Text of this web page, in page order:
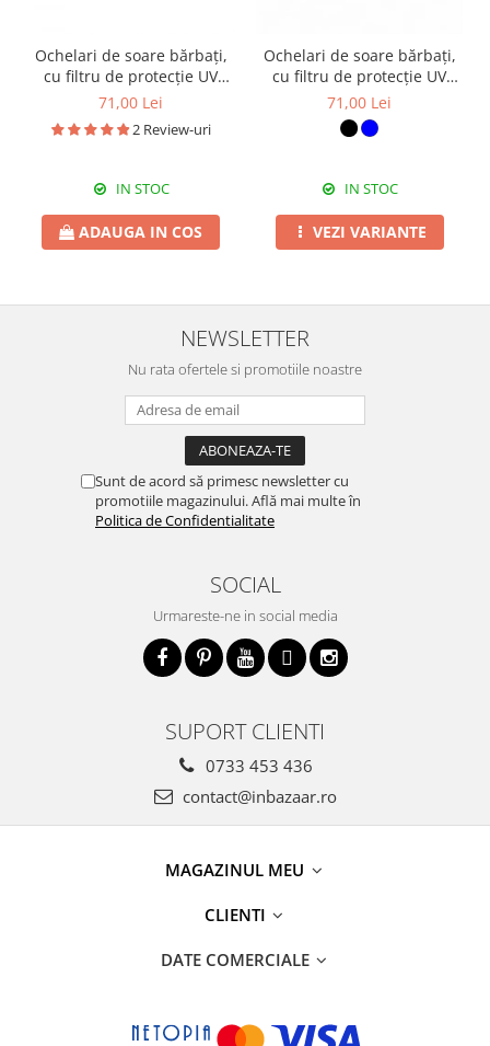
Ochelari de soare bărbați,
cu filtru de protecție UV
400, cu toc cadou, OSB44
71,00 Lei
2 Review-uri
IN STOC
ADAUGA IN COS
Ochelari de soare bărbați,
cu filtru de protecție UV
400, cu toc cadou, OSB59
71,00 Lei
IN STOC
VEZI VARIANTE
NEWSLETTER
Nu rata ofertele si promotiile noastre
Sunt de acord să primesc newsletter cu
promotiile magazinului. Află mai multe în
Politica de Confidentialitate
SOCIAL
Urmareste-ne in social media
SUPORT CLIENTI
0733 453 436
contact@inbazaar.ro
MAGAZINUL MEU
CLIENTI
DATE COMERCIALE